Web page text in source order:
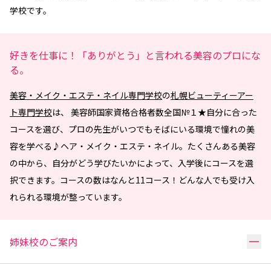
学校です。
好きを仕事に！「ありがとう」と言われる美容のプロにな
る。
美容・メイク・エステ・ネイル専門学校の札幌ビューティーアー
ト専門学校は、 美容師国家資格合格者数全国№１★自分に合った
コースを選び、プロの先生がいつでもそばにいる環境で憧れの美
容を学べる♪ヘア・メイク・エステ・ネイル。たくさんある美容
の中から、自分がどう学びたいかによって、入学後にコースを選
択できます。コースの数はなんと11コース！どんな人でも受け入
れられる環境が整っています。
姉妹校のご案内 リ